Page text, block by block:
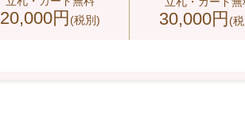
20,000円 (税別) 30,000円 (